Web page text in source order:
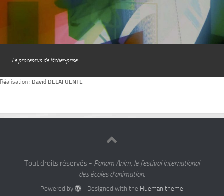
Le processus de lâcher-prise.
Réalisation : David DELAFUENTE
Tout droits réservés - Panam Anim, le festival international
des écoles d'animation.
Powered by - Designed with the Hueman theme